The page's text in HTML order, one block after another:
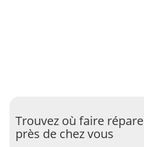
Trouvez où faire
près de chez vous